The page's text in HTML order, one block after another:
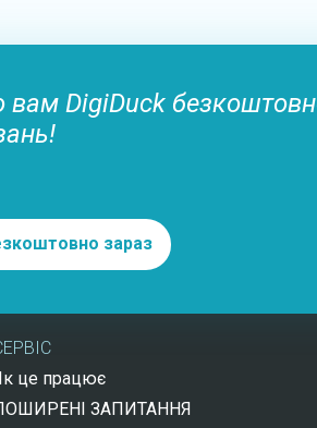
вам DigiDuck
зараз
це працює
ЗАПИТАННЯ